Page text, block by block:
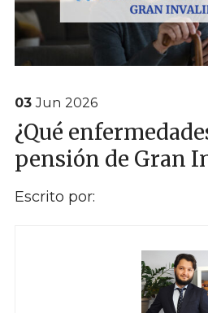
03 Jun 2026
¿Qué
pensión de Gran
Escrito por: